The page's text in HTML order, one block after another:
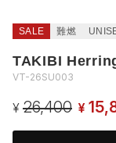
SALE 難燃
TAKIBI
VT-26SU003
¥ 26,400 ¥